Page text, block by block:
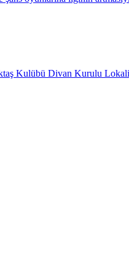
Kulübü Divan Kurulu